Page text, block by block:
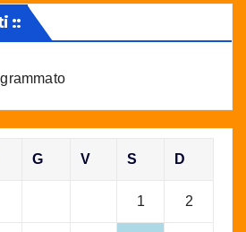
::
G V S D
1 2